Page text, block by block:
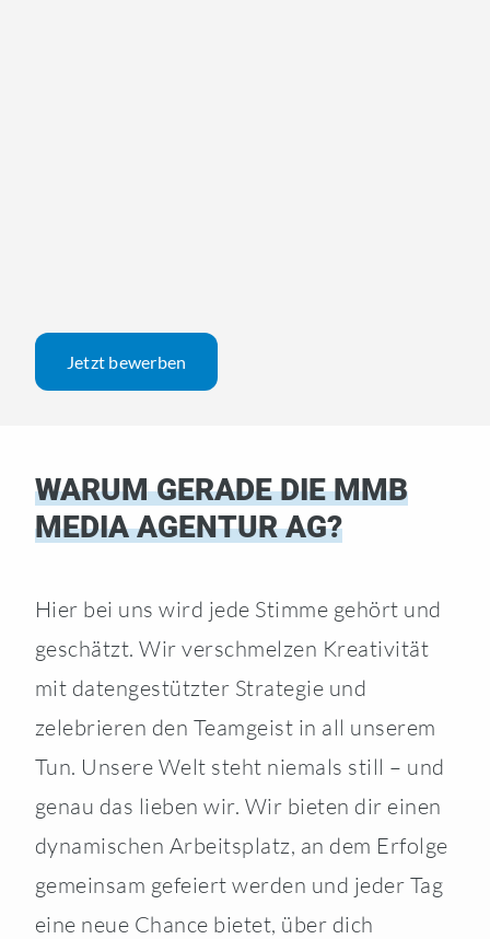
Jetzt bewerben
WARUM GERADE DIE MMB
MEDIA AGENTUR AG?
Hier bei uns wird jede Stimme gehört und
geschätzt. Wir verschmelzen Kreativität
mit datengestützter Strategie und
zelebrieren den Teamgeist in all unserem
Tun. Unsere Welt steht niemals still – und
genau das lieben wir. Wir bieten dir einen
dynamischen Arbeitsplatz, an dem Erfolge
gemeinsam gefeiert werden und jeder Tag
eine neue Chance bietet, über dich